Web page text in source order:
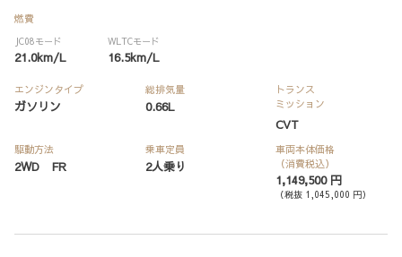
燃費
JC08モード
21.0km/L
WLTCモード
16.5km/L
エンジンタイプ
ガソリン
総排気量
0.66L
トランス
ミッション
CVT
駆動方法
2WD FR
乗車定員
2人乗り
車両本体価格
（消費税込）
1,149,500 円
（税抜 1,045,000 円）